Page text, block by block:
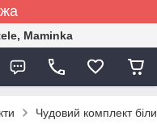
Maminka
Чудовий комплект